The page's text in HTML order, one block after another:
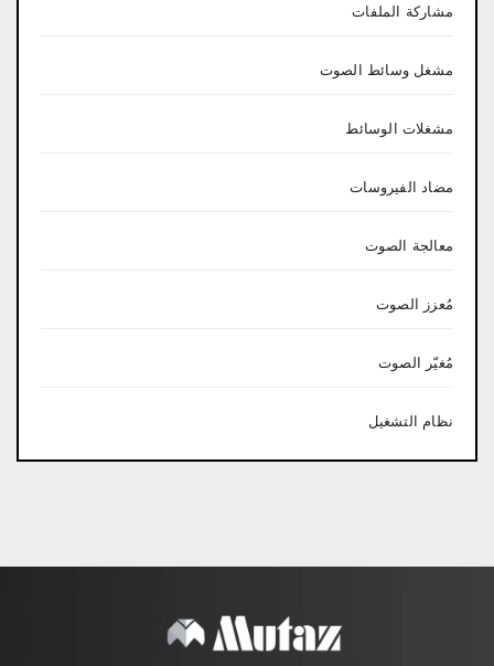
مشاركة الملفات
مشغل وسائط الصوت
مشغلات الوسائط
مضاد الفيروسات
معالجة الصوت
مُعزز الصوت
مُغيّر الصوت
نظام التشغيل